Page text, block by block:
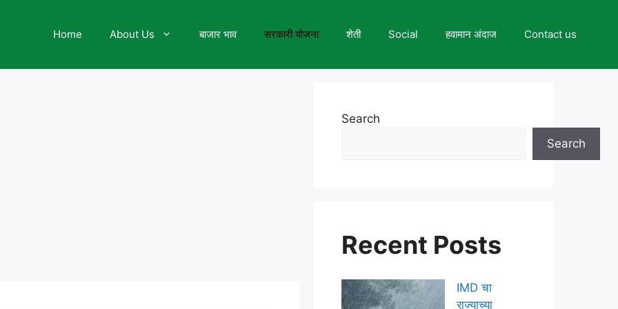
Home About Us बाजार भाव सरकारी योजना शेती Social हवामान अंदाज Contact us
Search
Search
Recent Posts
IMD चा
राज्याच्या